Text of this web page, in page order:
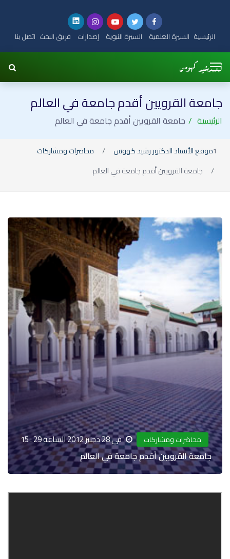
الرئيسية السيرة العلمية السيرة النبوية إصدارات فريق البحث اتصل بنا
جامعة القرويين أقدم جامعة في العالم
الرئيسية جامعة القرويين أقدم جامعة في العالم
موقع الأستاذ الدكتور رشيد كهوس
محاضرات ومشاركات
جامعة القرويين أقدم جامعة في العالم
محاضرات ومشاركات في 28 دجنبر 2012 الساعة 29 : 15
جامعة القرويين أقدم جامعة في العالم